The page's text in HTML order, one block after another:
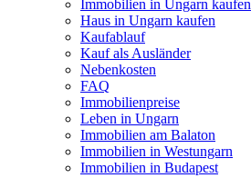
Immobilien in Ungarn kaufen
Haus in Ungarn kaufen
Kaufablauf
Kauf als Ausländer
Nebenkosten
FAQ
Immobilienpreise
Leben in Ungarn
Immobilien am Balaton
Immobilien in Westungarn
Immobilien in Budapest